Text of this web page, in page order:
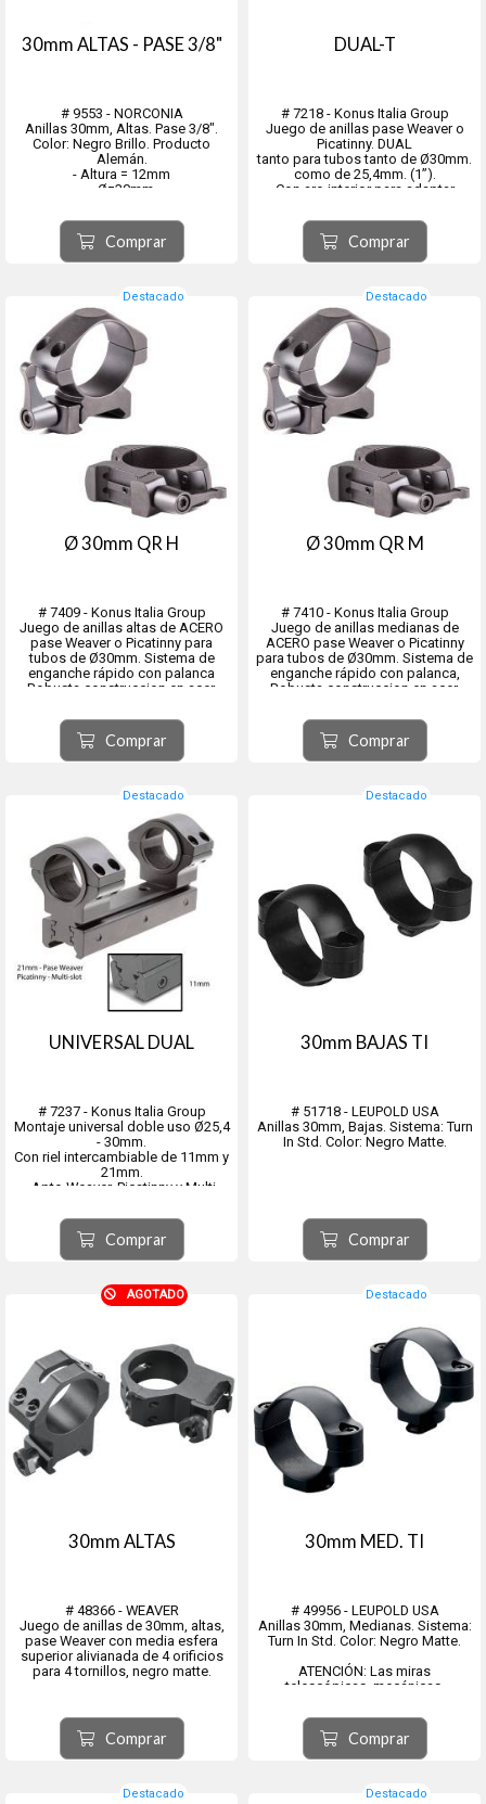
30mm ALTAS - PASE 3/8"
# 9553 - NORCONIA
Anillas 30mm, Altas. Pase 3/8".
Color: Negro Brillo. Producto
Alemán.
- Altura = 12mm
- Ø=30mm
Comprar
DUAL-T
# 7218 - Konus Italia Group
Juego de anillas pase Weaver o
Picatinny. DUAL
tanto para tubos tanto de Ø30mm.
como de 25,4mm. (1”).
Con aro interior para adaptar
Una de ellas extendida.
DATOS TECNICOS
Altura aro: 22,1mm
Aptos para miras diámetro: 30mm
Comprar
Destacado
Ø 30mm QR H
# 7409 - Konus Italia Group
Juego de anillas altas de ACERO
pase Weaver o Picatinny para
tubos de Ø30mm. Sistema de
enganche rápido con palanca
Robusta construccion en acer,
Traba antiretroceso, Bruñido
antioxidación.
NOTA: No hay que apretar las
orejitas o pal...
Comprar
Destacado
Ø 30mm QR M
# 7410 - Konus Italia Group
Juego de anillas medianas de
ACERO pase Weaver o Picatinny
para tubos de Ø30mm. Sistema de
enganche rápido con palanca,
Robusta construccion en acer,
Traba antiretroceso, Bruñido
antioxidación.
NOTA: No hay que apretar las
oreji...
Comprar
Destacado
UNIVERSAL DUAL
# 7237 - Konus Italia Group
Montaje universal doble uso Ø25,4
- 30mm.
Con riel intercambiable de 11mm y
21mm.
- Apto Weaver, Picatinny y Multi-
- Apto montaje 11mm
- Con recoil stop (ideal Nitro
Pistón.)
- Fabricados en aluminio
- Proteccion interior par...
Comprar
Destacado
30mm BAJAS TI
# 51718 - LEUPOLD USA
Anillas 30mm, Bajas. Sistema: Turn
In Std. Color: Negro Matte.
Comprar
AGOTADO
30mm ALTAS
# 48366 - WEAVER
Juego de anillas de 30mm, altas,
pase Weaver con media esfera
superior alivianada de 4 orificios
para 4 tornillos, negro matte.
Comprar
Destacado
30mm MED. TI
# 49956 - LEUPOLD USA
Anillas 30mm, Medianas. Sistema:
Turn In Std. Color: Negro Matte.
ATENCIÓN: Las miras
telescópicas, mecánicas,
láser, o similares, anillas, bases y
montajes de cualquier tipo: no
tienen cambio ni devolución. Son
oportunamente revisados y co...
Comprar
Destacado Destacado